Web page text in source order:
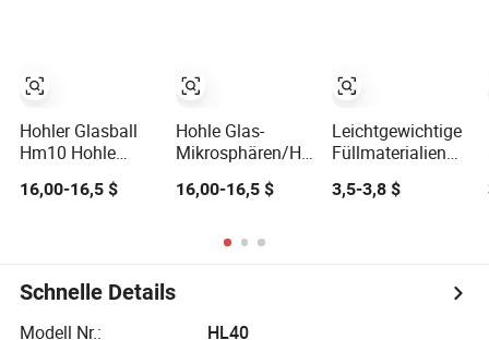
Hohler Glasball
Hm10 Hohle
16,00-16,5 $
Hohle Glas-
Mikrosphären/Hohle
16,00-16,5 $
Leichtgewichtige
Füllmaterialien
Glasblasen für
3,5-3,8 $
Schnelle Details
Modell Nr.:
HL40